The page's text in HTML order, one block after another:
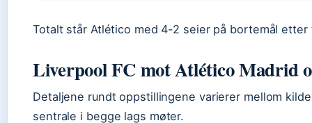
Totalt står Atlético med 4-2 seier på bortemål
Liverpool FC mot Atlético Madrid
Detaljene rundt oppstillingene varierer mellom
sentrale i begge lags møter.